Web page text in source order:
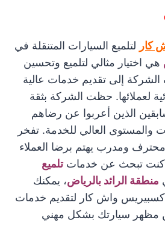
كار لتلميع السيارات المتنقلة في
هي اختيار مثالي لتلميع وتحسين
إلى تقديم خدمات عالية
لعملائها. حظت الشركة بثقة
الذين أعربوا عن رضاهم
والمستوى العالي للخدمة. تفخر
ومدرب يهتم برضا العملاء
كنت تبحث عن خدماتتلميع
منطقة الرائد بالرياض، يمكنك
واش كار لتقديم خدمات
مظهر سيارتك بشكل مهني